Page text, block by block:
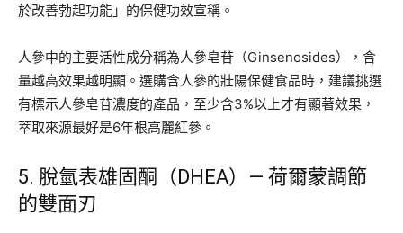
於改善勃起功能」的保健功效宣稱。
人參中的主要活性成分稱為人參皂苷（Ginsenosides），含
量越高效果越明顯。選購含人參的壯陽保健食品時，建議挑選
有標示人參皂苷濃度的產品，至少含3%以上才有顯著效果，
萃取來源最好是6年根高麗紅參。
5. 脫氫表雄固酮（DHEA）— 荷爾蒙調節
的雙面刃